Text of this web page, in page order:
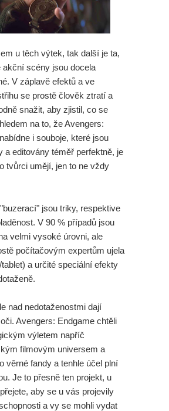
u těch výtek, tak další je ta,
akční scény jsou docela
V záplavě efektů a ve
se prostě člověk ztratí a
snažit, aby zjistil, co se
na to, že Avengers:
i souboje, které jsou
a editovány téměř perfektně, je
tvůrci umějí, jen to ne vždy
jsou triky, respektive
V 90 % případů jsou
velmi vysoké úrovni, ale
počítačovým expertům ujela
a určité speciální efekty
nad nedotaženostmi dají
Avengers: Endgame chtěli
výletem napříč
filmovým universem a
věrné fandy a tenhle účel plní
Je to přesně ten projekt, u
aby se u vás projevily
a vy se mohli vydat